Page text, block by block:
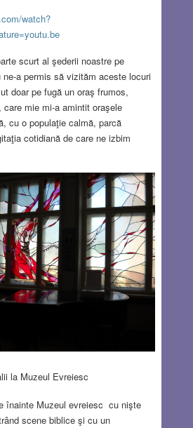
watch?
scurt al şederii noastre pe
ne-a permis să vizităm aceste locuri
doar pe fugă un oraş frumos,
mie mi-a amintit oraşele
cu o populaţie calmă, parcă
cotidiană de care ne izbim
la Muzeul Evreiesc
înainte Muzeul evreiesc cu nişte
scene biblice şi cu un